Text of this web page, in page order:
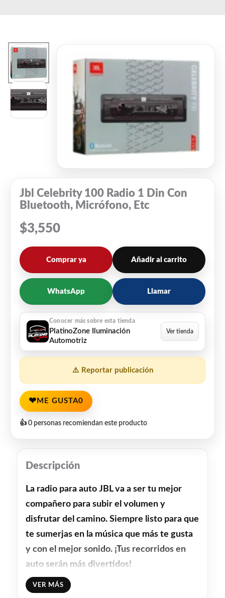
Jbl Celebrity 100 Radio 1 Din Con
Bluetooth, Micrófono, Etc
$3,550
Comprar ya Añadir al carrito
WhatsApp Llamar
PlatinoZone Iluminación
Automotriz
⚠️ Reportar publicación
❤ ME GUSTA0
👍 0 personas recomiendan este producto
Descripción
La radio para auto JBL va a ser tu mejor
compañero para subir el volumen y
disfrutar del camino. Siempre listo para que
te sumerjas en la música que más te gusta
y con el mejor sonido. ¡Tus recorridos en
auto serán más divertidos!
VER MÁS
era:
es: